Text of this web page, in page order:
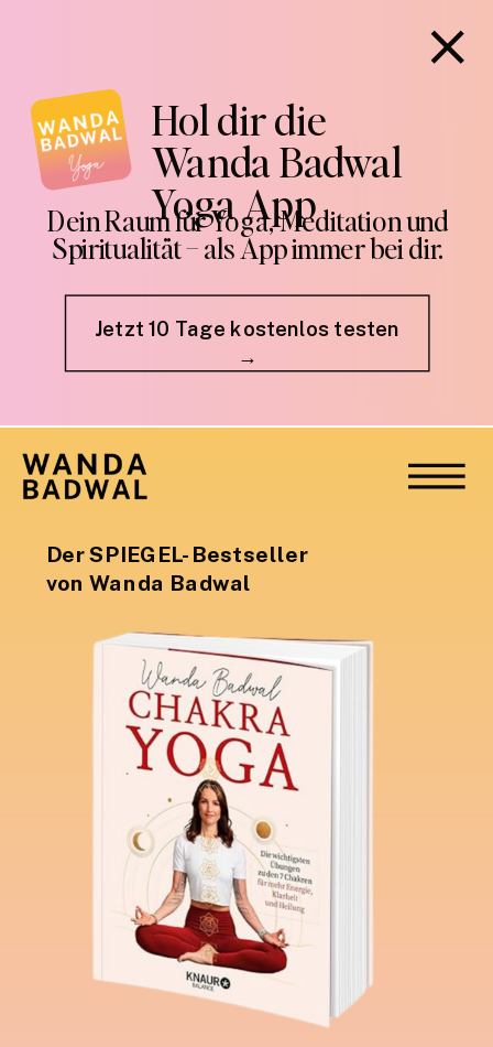
Hol dir die
Wanda Badwal
Yoga App
Jetzt 10 Tage kostenlos testen
→
Dein Raum für Yoga, Meditation und
Spiritualität – als App immer bei dir.
Der SPIEGEL-Bestseller
von Wanda Badwal